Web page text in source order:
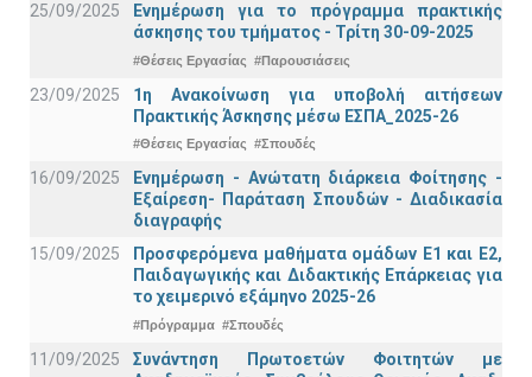
25/09/2025
Ενημέρωση για το πρόγραμμα πρακτικής
άσκησης του τμήματος - Τρίτη 30-09-2025
#Θέσεις Εργασίας #Παρουσιάσεις
23/09/2025
1η Ανακοίνωση για υποβολή αιτήσεων
Πρακτικής Άσκησης μέσω ΕΣΠΑ_2025-26
#Θέσεις Εργασίας #Σπουδές
16/09/2025
Ενημέρωση - Ανώτατη διάρκεια Φοίτησης -
Εξαίρεση- Παράταση Σπουδών - Διαδικασία
διαγραφής
15/09/2025
Προσφερόμενα μαθήματα ομάδων Ε1 και Ε2,
Παιδαγωγικής και Διδακτικής Επάρκειας για
το χειμερινό εξάμηνο 2025-26
#Πρόγραμμα #Σπουδές
11/09/2025
Συνάντηση Πρωτοετών Φοιτητών με